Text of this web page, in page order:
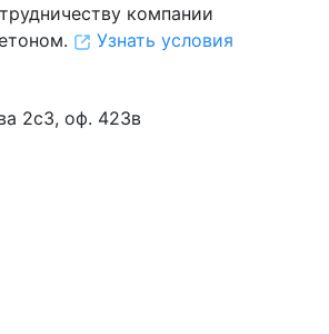
компании
Узнать условия
2с3, оф. 423в